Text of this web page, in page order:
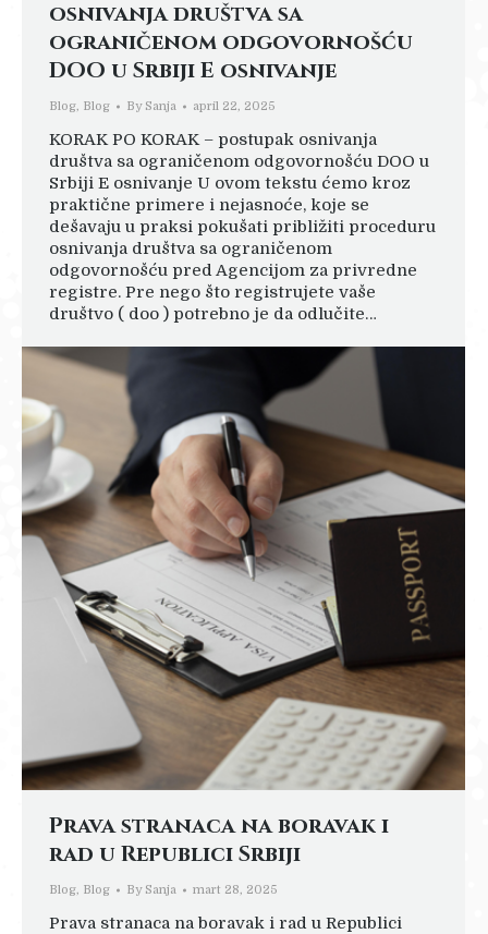
osnivanja društva sa
ograničenom odgovornošću
DOO u Srbiji E osnivanje
Blog, Blog By Sanja april 22, 2025
KORAK PO KORAK – postupak osnivanja
društva sa ograničenom odgovornošću DOO u
Srbiji E osnivanje U ovom tekstu ćemo kroz
praktične primere i nejasnoće, koje se
dešavaju u praksi pokušati približiti proceduru
osnivanja društva sa ograničenom
odgovornošću pred Agencijom za privredne
registre. Pre nego što registrujete vaše
društvo ( doo ) potrebno je da odlučite…
Prava stranaca na boravak i
rad u Republici Srbiji
Blog, Blog By Sanja mart 28, 2025
Prava stranaca na boravak i rad u Republici